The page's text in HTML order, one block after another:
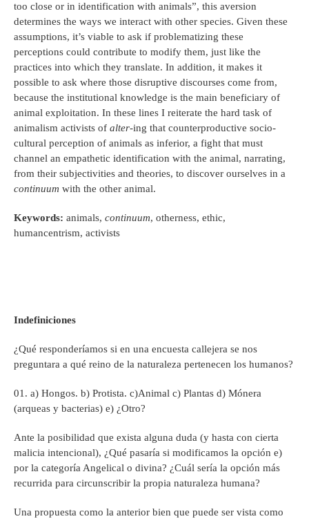
too close or in identification with animals”, this aversion
determines the ways we interact with other species. Given these
assumptions, it’s viable to ask if problematizing these
perceptions could contribute to modify them, just like the
practices into which they translate. In addition, it makes it
possible to ask where those disruptive discourses come from,
because the institutional knowledge is the main beneficiary of
animal exploitation. In these lines I reiterate the hard task of
animalism activists of alter-ing that counterproductive socio-
cultural perception of animals as inferior, a fight that must
channel an empathetic identification with the animal, narrating,
from their subjectivities and theories, to discover ourselves in a
continuum with the other animal.
Keywords: animals, continuum, otherness, ethic,
humancentrism, activists
Indefiniciones
¿Qué responderíamos si en una encuesta callejera se nos
preguntara a qué reino de la naturaleza pertenecen los humanos?
a) Hongos. b) Protista. c)Animal c) Plantas d) Mónera
(arqueas y bacterias) e) ¿Otro?
Ante la posibilidad que exista alguna duda (y hasta con cierta
malicia intencional), ¿Qué pasaría si modificamos la opción e)
por la categoría Angelical o divina? ¿Cuál sería la opción más
recurrida para circunscribir la propia naturaleza humana?
Una propuesta como la anterior bien que puede ser vista como